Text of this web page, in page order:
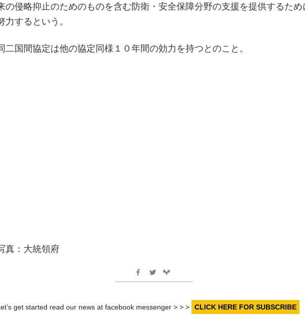
の侵略抑止のためのものを含む防衛・安全保障分野の支援を提供するため
力するという。
二国間協定は他の協定同様１０年間の効力を持つとのこと。
真：大統領府
get started read our news at facebook messenger > > > CLICK HERE FOR SUBSCRIBE